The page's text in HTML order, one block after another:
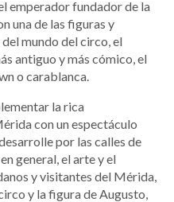
emperador fundador de la
una de las figuras y
mundo del circo, el
antiguo y más cómico, el
o carablanca.
la rica
con un espectáculo
por las calles de
general, el arte y el
y visitantes del Mérida,
y la figura de Augusto,